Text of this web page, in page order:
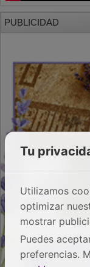
PUBLICIDAD
Tu
Utilizamos
optimizar
mostrar
Puedes
preferencias.